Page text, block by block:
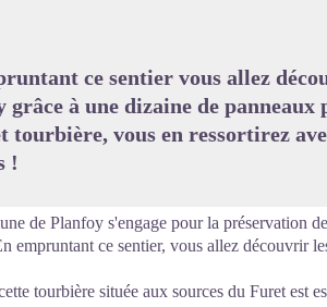
ce sentier vous allez
grâce à une dizaine de
tourbière, vous en ressortirez
!
de Planfoy s'engage pour la préservation
empruntant ce sentier, vous allez découvrir
tourbière située aux sources du Furet est